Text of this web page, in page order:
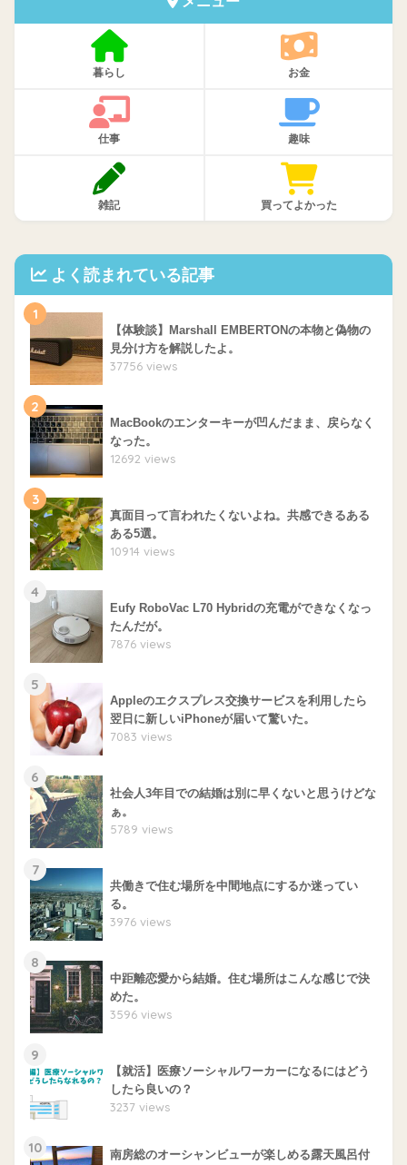
暮らし お金
仕事 趣味
雑記 買ってよかった
よく読まれている記事
1
【体験談】Marshall EMBERTONの本物と偽物の
見分け方を解説したよ。
37756 views
2
MacBookのエンターキーが凹んだまま、戻らなく
なった。
12692 views
3
真面目って言われたくないよね。共感できるある
ある5選。
10914 views
4
Eufy RoboVac L70 Hybridの充電ができなくなっ
たんだが。
7876 views
5
Appleのエクスプレス交換サービスを利用したら
翌日に新しいiPhoneが届いて驚いた。
7083 views
6
社会人3年目での結婚は別に早くないと思うけどな
ぁ。
5789 views
7
共働きで住む場所を中間地点にするか迷ってい
る。
3976 views
8
中距離恋愛から結婚。住む場所はこんな感じで決
めた。
3596 views
9
【就活】医療ソーシャルワーカーになるにはどう
したら良いの？
3237 views
10
南房総のオーシャンビューが楽しめる露天風呂付